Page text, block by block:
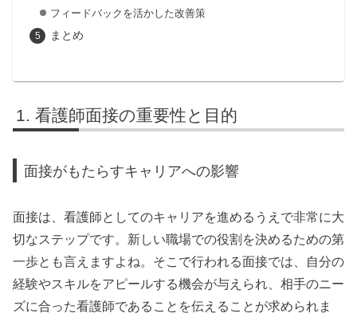
フィードバックを活かした改善策
まとめ
看護師面接の重要性と目的
面接がもたらすキャリアへの影響
面接は、看護師としてのキャリアを進めるうえで非常に大
切なステップです。新しい職場での役割を決めるための第
一歩とも言えますよね。そこで行われる面接では、自分の
経験やスキルをアピールする機会が与えられ、相手のニー
ズに合った看護師であることを伝えることが求められま